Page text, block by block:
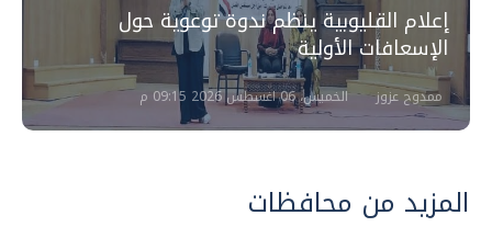
إعلام القليوبية ينظم ندوة توعوية حول
الإسعافات الأولية
ممدوح عزوز الخميس، 06 اغسطس 2026 09:15 م
المزيد من محافظات